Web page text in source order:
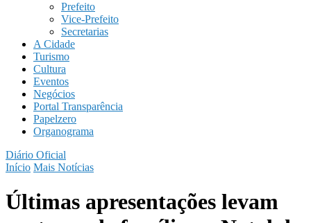
Prefeito
Vice-Prefeito
Secretarias
A Cidade
Turismo
Cultura
Eventos
Negócios
Portal Transparência
Papelzero
Organograma
Diário Oficial
Início Mais Notícias
Últimas apresentações levam